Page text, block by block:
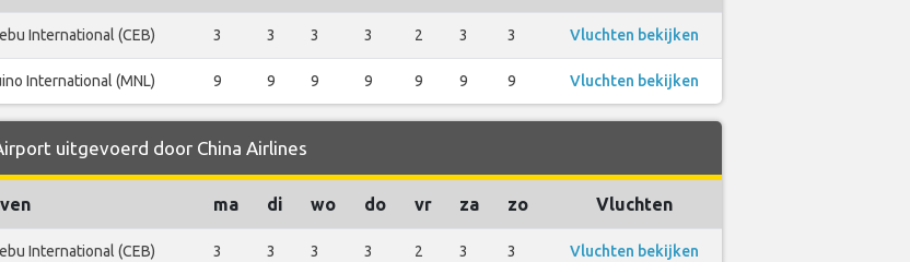
International (CEB) 3 3 3 3 2 3 3 Vluchten bekijken
International (MNL) 9 9 9 9 9 9 9 Vluchten bekijken
uitgevoerd door China Airlines
ma di wo do vr za zo Vluchten
International (CEB) 3 3 3 3 2 3 3 Vluchten bekijken